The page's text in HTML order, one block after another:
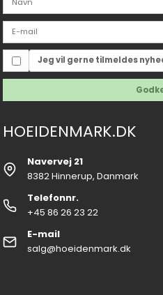
Jeg vil gerne tilmeldes
HOEIDENMARK.DK
Navervej 21
8382 Hinnerup, Danmark
Telefonnr.
+45 86 26 23 22
E-mail
salg@hoeidenmark.dk